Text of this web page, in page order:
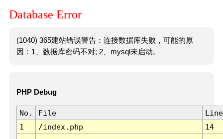
Database Error
(1040) 365建站错误警告：连接数据库失败，可能的原
因：1、数据库密码不对; 2、mysql未启动。
PHP Debug
No. File
Line
1
/index.php 14